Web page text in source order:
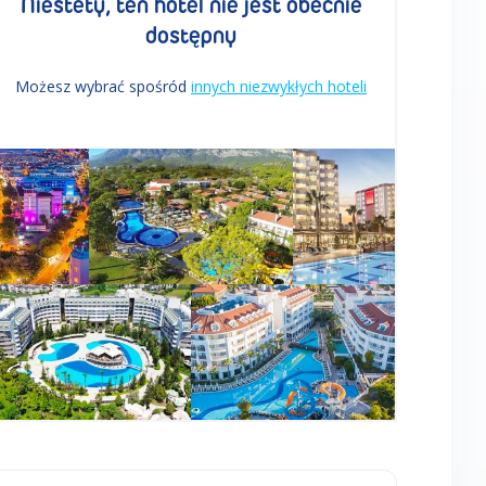
Niestety, ten hotel nie jest obecnie
dostępny
Możesz wybrać spośród innych niezwykłych hoteli